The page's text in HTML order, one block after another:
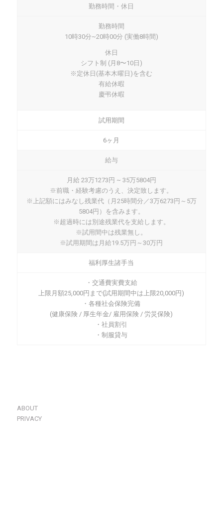
勤務時間・休日
勤務時間
10時30分~20時00分 (実働8時間)
休日
シフト制 (月8〜10日)
※定休日(基本木曜日)を含む
有給休暇
慶弔休暇
試用期間
6ヶ月
給与
月給 23万1273円 ~ 35万5804円
※前職・経験考慮のうえ、決定致します。
※上記額にはみなし残業代（月25時間分／3万6273円～5万
5804円）を含みます。
※超過時には別途残業代を支給します。
※試用間中は残業無し。
※試用期間は月給19.5万円～30万円
福利厚生諸手当
・交通費実費支給
上限月額25,000円まで(試用期間中は上限20,000円)
・各種社会保険完備
(健康保険 / 厚生年金/ 雇用保険 / 労災保険)
・社員割引
・制服貸与
ABOUT
PRIVACY